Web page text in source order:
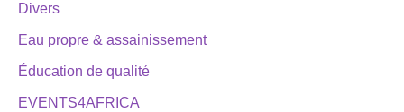
Divers
Eau propre & assainissement
Éducation de qualité
EVENTS4AFRICA